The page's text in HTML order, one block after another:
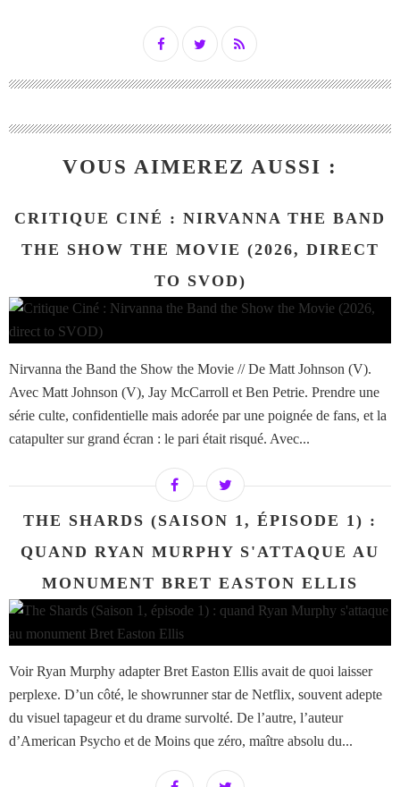
VOUS AIMEREZ AUSSI :
CRITIQUE CINÉ : NIRVANNA THE BAND
THE SHOW THE MOVIE (2026, DIRECT
TO SVOD)
Nirvanna the Band the Show the Movie // De Matt Johnson (V).
Avec Matt Johnson (V), Jay McCarroll et Ben Petrie. Prendre une
série culte, confidentielle mais adorée par une poignée de fans, et la
catapulter sur grand écran : le pari était risqué. Avec...
THE SHARDS (SAISON 1, ÉPISODE 1) :
QUAND RYAN MURPHY S'ATTAQUE AU
MONUMENT BRET EASTON ELLIS
Voir Ryan Murphy adapter Bret Easton Ellis avait de quoi laisser
perplexe. D’un côté, le showrunner star de Netflix, souvent adepte
du visuel tapageur et du drame survolté. De l’autre, l’auteur
d’American Psycho et de Moins que zéro, maître absolu du...